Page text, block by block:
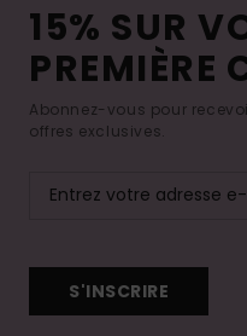
15% SUR
PREMIÈRE
Abonnez-vous pour
offres exclusives.
S'INSCRIRE